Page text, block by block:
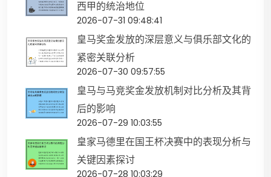
西甲的统治地位
2026-07-31 09:48:41
皇马奖金发放的深层意义与俱乐部文化的
紧密关联分析
2026-07-30 09:57:55
皇马与马竞奖金发放机制对比分析及其背
后的影响
2026-07-29 10:03:55
皇家马德里在国王杯决赛中的表现分析与
关键因素探讨
2026-07-28 10:03:29